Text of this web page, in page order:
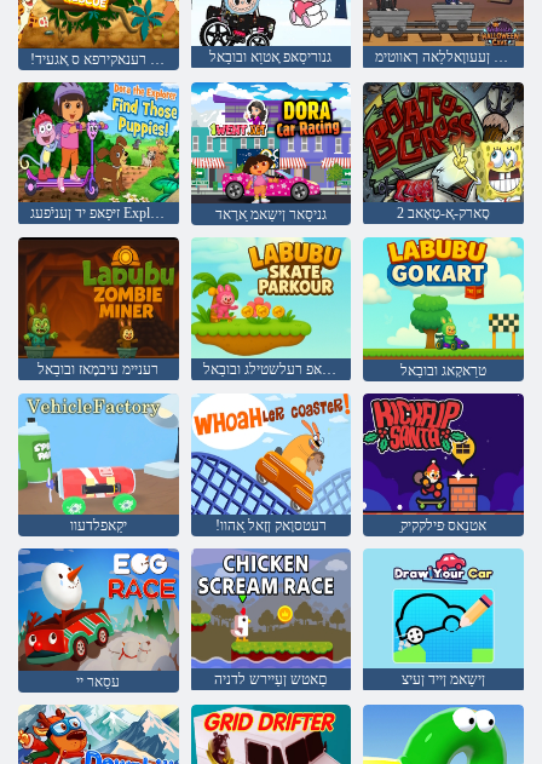
גנוריסַאּפ ָאטוַא ובובַאל עווַאק ןעעווָאללַאה ךאווטימ
זיּפַאּפ יד ןעניֿפעג Explorer יד ַארָאד גניסַאר ןישַאמ ַארָאד 2 סָארק-ָא-טָאָאב
רעניימ עיבמָאז ובובַאל רוָאקרַאּפ רעלשטילג ובובַאל טרַאקָאג ובובַאל
יקַאפלדעוו !רעטסוָאק ןזָאל ַאהוו ַאטנַאס ּפילקקיק
עסַאר יי םַאטש ןעַיירש לדניה ןישַאמ ןייד ןעיצ